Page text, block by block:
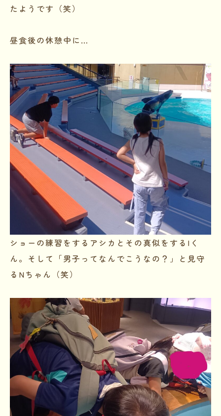
たようです（笑）
昼食後の休憩中に…
ショーの練習をするアシカとその真似をするIく
ん。そして「男子ってなんでこうなの？」と見守
るNちゃん（笑）